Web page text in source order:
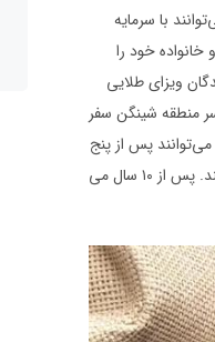
گذاران خارجی می‌توانند با سرمایه
خانواده خود را
ویزای طلایی
منطقه شینگن سفر
پس از پنج
سال تقاضای اقامت دائم کنند، البته برای این منظور لازم است که حداقل شش ماه از هر سال را در اسپانیا زندگی کنند. پس از ۱۰ سال می